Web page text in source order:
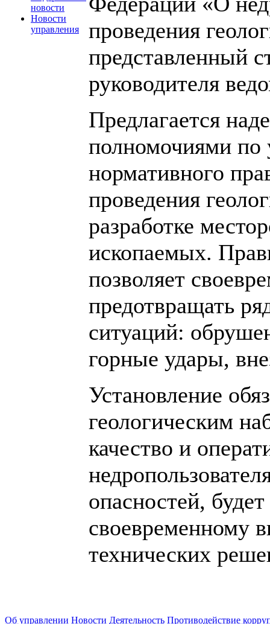
новости
Новости
управления
проведения
представленный
руководителя
Предлагается
полномочиями по
нормативного
проведения
разработке
ископаемых.
позволяет
предотвращать
ситуаций:
горные удары,
Установление
геологическим
качество и
опасностей,
своевременному
технических
Об управлении Новости Деятельность Противодействие